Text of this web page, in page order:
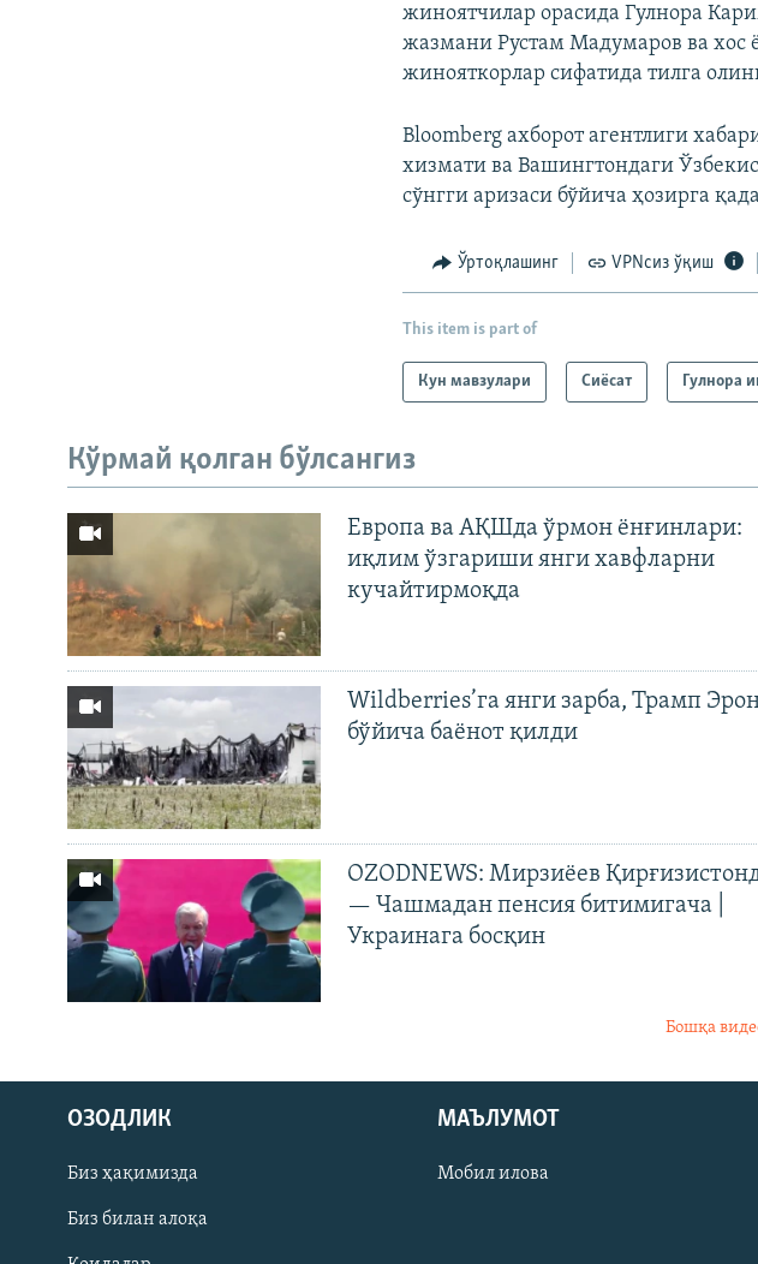
жиноятчилар орасида Гулнора
жазмани Рустам Мадумаров ва хос
жинояткорлар сифатида тилга
Bloomberg ахборот агентлиги
хизмати ва Вашингтондаги
сўнгги аризаси бўйича ҳозирга
Ўртоқлашинг VPNсиз ўқиш
This item is part of
Кун мавзулари Сиёсат Гулнора
Кўрмай қолган бўлсангиз
Европа ва АҚШда ўрмон ёнғинлари:
иқлим ўзгариши янги хавфларни
кучайтирмоқда
Wildberries’га янги зарба, Трамп
бўйича баёнот қилди
OZODNEWS: Мирзиёев
— Чашмадан пенсия битимигача |
Украинага босқин
Бошқа
ОЗОДЛИК
Биз ҳақимизда
Биз билан алоқа
МАЪЛУМОТ
Мобил илова